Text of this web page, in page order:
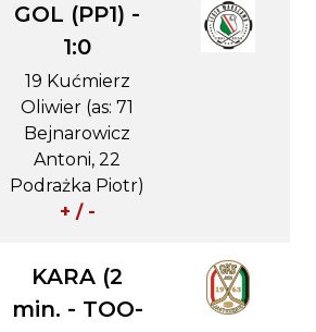
GOL (PP1) -
1:0
19 Kućmierz
Oliwier (as: 71
Bejnarowicz
Antoni, 22
Podrażka Piotr)
+ / -
KARA (2
min. - TOO-